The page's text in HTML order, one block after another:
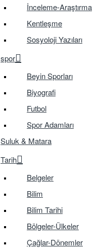
İnceleme-Araştırma
Kentleşme
Sosyoloji Yazıları
spor
Beyin Sporları
Biyografi
Futbol
Spor Adamları
Suluk & Matara
Tarih
Belgeler
Bilim
Bilim Tarihi
Bölgeler-Ülkeler
Çağlar-Dönemler